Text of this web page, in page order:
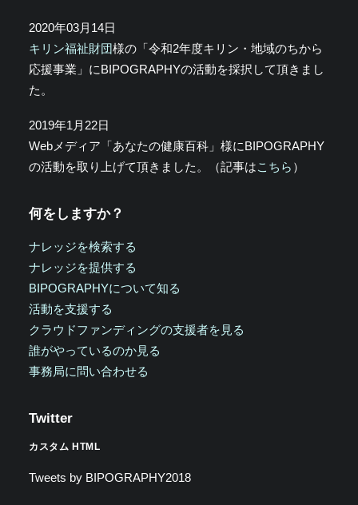
2020年03月14日
キリン福祉財団様の「令和2年度キリン・地域のちから
応援事業」にBIPOGRAPHYの活動を採択して頂きまし
た。
2019年1月22日
Webメディア「あなたの健康百科」様にBIPOGRAPHY
の活動を取り上げて頂きました。（記事はこちら ）
何をしますか？
ナレッジを検索する
ナレッジを提供する
BIPOGRAPHYについて知る
活動を支援する
クラウドファンディングの支援者を見る
誰がやっているのか見る
事務局に問い合わせる
Twitter
カスタム HTML
Tweets by BIPOGRAPHY2018